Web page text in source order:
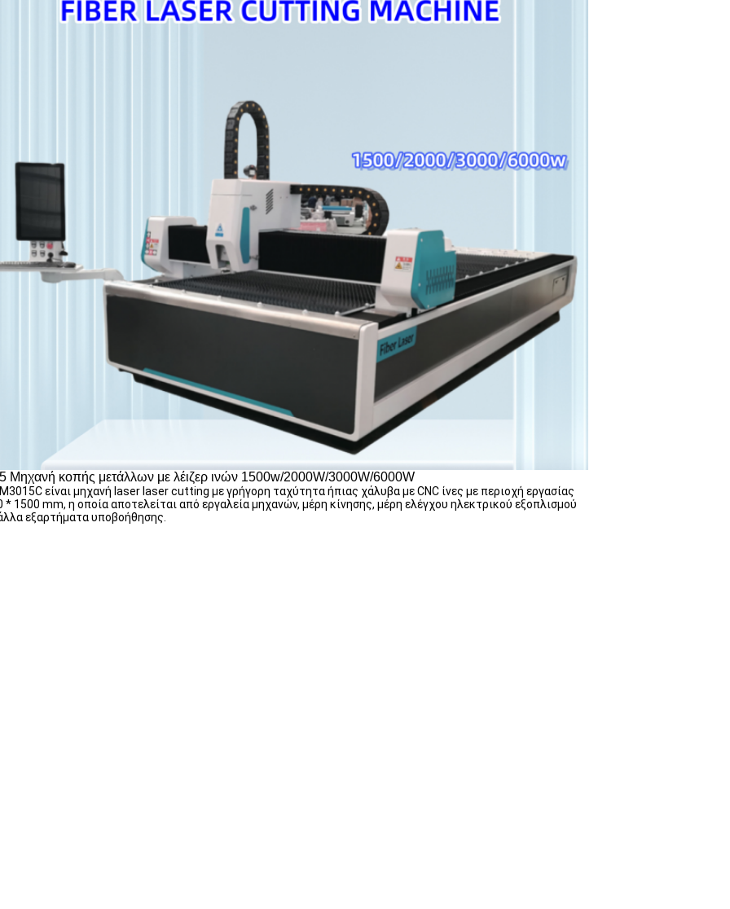
Μηχανή κοπής μετάλλων με λέιζερ ινών 1500w/2000W/3000W/6000W
είναι μηχανή laser laser cutting με γρήγορη ταχύτητα ήπιας χάλυβα με CNC ίνες με περιοχή εργασίας
* 1500 mm, η οποία αποτελείται από εργαλεία μηχανών, μέρη κίνησης, μέρη ελέγχου ηλεκτρικού εξοπλισμού
εξαρτήματα υποβοήθησης.